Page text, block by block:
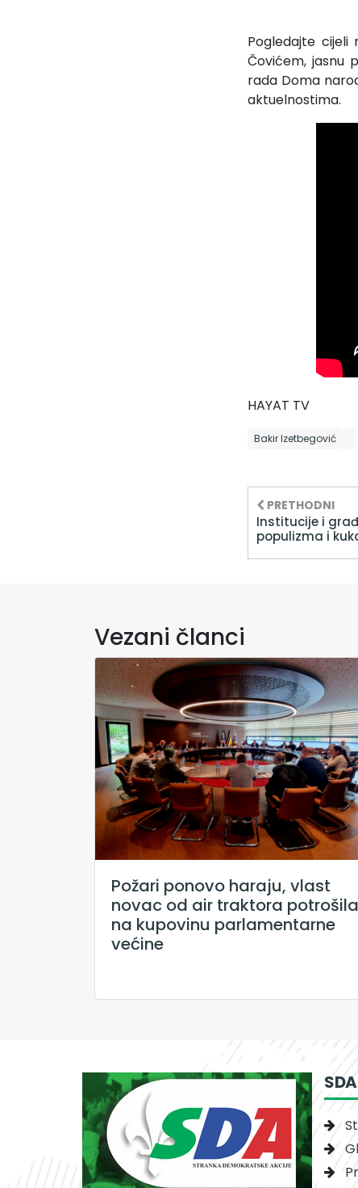
Pogledajte
Čovićem, jasnu
rada Doma
aktuelnostima.
HAYAT TV
Bakir Izetbegović
PRETHODNI
Institucije i
populizma i
Vezani članci
Požari ponovo haraju, vlast
novac od air traktora potrošila
na kupovinu parlamentarne
većine
SDA